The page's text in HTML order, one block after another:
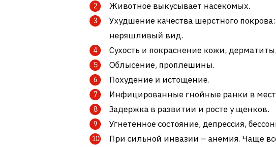
Животное выкусывает насекомых.
Ухудшение качества шерстного
неряшливый вид.
Сухость и покраснение кожи,
Облысение, проплешины.
Похудение и истощение.
Инфицированные гнойные ранки в
Задержка в развитии и росте у щенков.
Угнетенное состояние, депрессия,
При сильной инвазии – анемия. Чаще